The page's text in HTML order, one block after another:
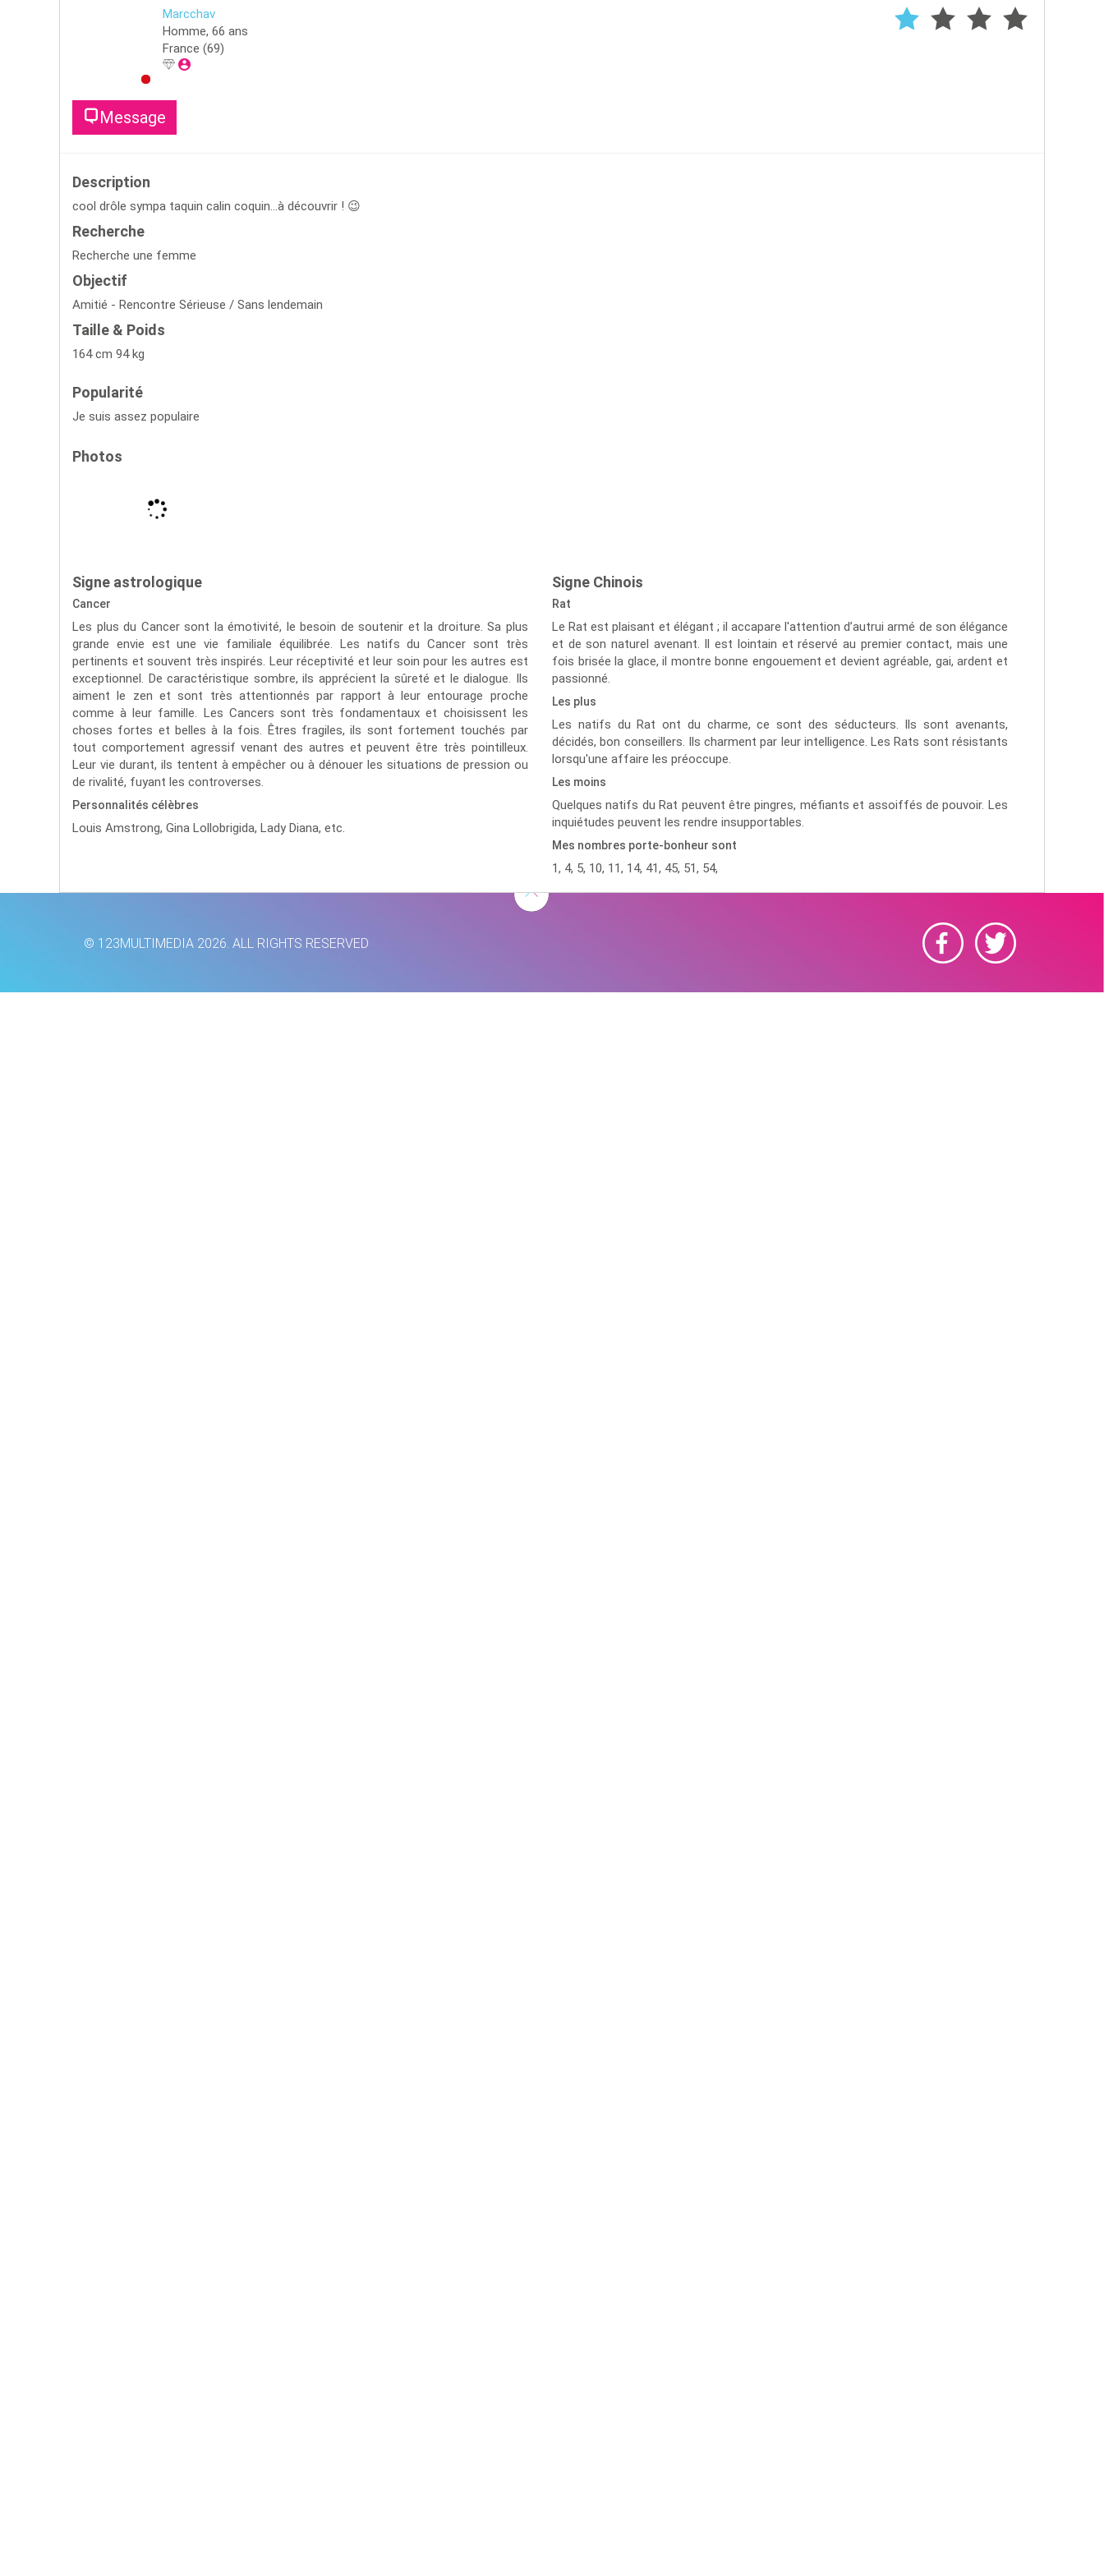
Marcchav
Homme, 66 ans
France (69)
Message
Description
cool drôle sympa taquin calin coquin...à découvrir ! 😉
Recherche
Recherche une femme
Objectif
Amitié - Rencontre Sérieuse / Sans lendemain
Taille & Poids
164 cm 94 kg
Popularité
Je suis assez populaire
Photos
Signe astrologique
Cancer
Les plus du Cancer sont la émotivité, le besoin de soutenir et la droiture. Sa plus
grande envie est une vie familiale équilibrée. Les natifs du Cancer sont très
pertinents et souvent très inspirés. Leur réceptivité et leur soin pour les autres est
exceptionnel. De caractéristique sombre, ils apprécient la sûreté et le dialogue. Ils
aiment le zen et sont très attentionnés par rapport à leur entourage proche
comme à leur famille. Les Cancers sont très fondamentaux et choisissent les
choses fortes et belles à la fois. Êtres fragiles, ils sont fortement touchés par
tout comportement agressif venant des autres et peuvent être très pointilleux.
Leur vie durant, ils tentent à empêcher ou à dénouer les situations de pression ou
de rivalité, fuyant les controverses.
Personnalités célèbres
Louis Amstrong, Gina Lollobrigida, Lady Diana, etc.
Signe Chinois
Rat
Le Rat est plaisant et élégant ; il accapare l'attention d’autrui armé de son élégance
et de son naturel avenant. Il est lointain et réservé au premier contact, mais une
fois brisée la glace, il montre bonne engouement et devient agréable, gai, ardent et
passionné.
Les plus
Les natifs du Rat ont du charme, ce sont des séducteurs. Ils sont avenants,
décidés, bon conseillers. Ils charment par leur intelligence. Les Rats sont résistants
lorsqu'une affaire les préoccupe.
Les moins
Quelques natifs du Rat peuvent être pingres, méfiants et assoiffés de pouvoir. Les
inquiétudes peuvent les rendre insupportables.
Mes nombres porte-bonheur sont
1, 4, 5, 10, 11, 14, 41, 45, 51, 54,
© 123MULTIMEDIA 2026. ALL RIGHTS RESERVED